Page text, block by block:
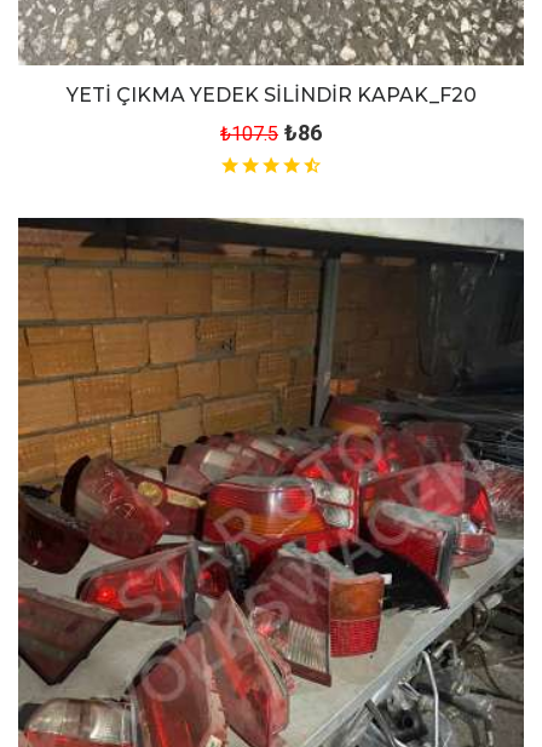
YETİ ÇIKMA YEDEK SİLİNDİR KAPAK_F20
₺107.5 ₺86